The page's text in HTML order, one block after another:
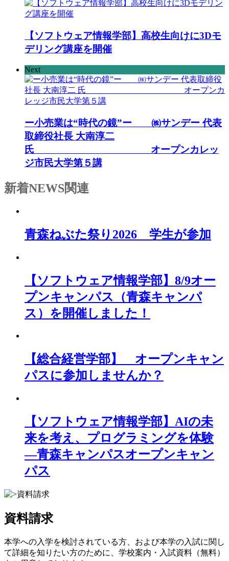
【ソフトウェア情報学部】高校生向けに3Dモ
デリング講座を開催
Next
ー小売業は“時代の鏡”ー ㈱サンデー 代表
取締役社長 大南淳二
氏 オープンカレッ
ジ市民大学第５講
新着NEWS関連
青森ねぶた祭り2026 学生が参加
【ソフトウェア情報学部】8/9オー
プンキャンパス（青森キャンパ
ス）を開催しました！
【総合経営学部】 オープンキャン
パスに参加しませんか？
【ソフトウェア情報学部】AIの未
来を考え、プログラミングを体験
―青森キャンパスオープンキャン
パス
資料請求
本学への入学を検討されている方、および本学の入試に関し
て詳細を知りたい方のために、学校案内・入試資料（無料）